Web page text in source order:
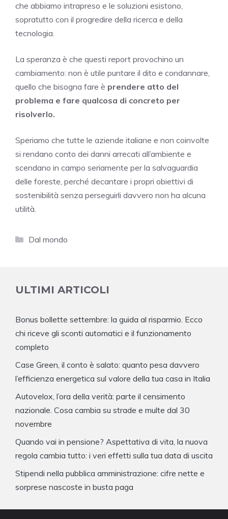
che abbiamo intrapreso e le soluzioni esistono,
sopratutto con il progredire della ricerca e della
tecnologia.
La speranza è che questi report provochino un
cambiamento: non è utile puntare il dito e condannare,
quello che bisogna fare è prendere atto del
problema e fare qualcosa di concreto per
risolverlo.
Speriamo che tutte le aziende italiane e non coinvolte
si rendano conto dei danni arrecati all’ambiente e
scendano in campo seriamente per la salvaguardia
delle foreste, perché decantare i propri obiettivi di
sostenibilità senza perseguirli davvero non ha alcuna
utilità.
Categorie
Dal mondo
ULTIMI ARTICOLI
Bonus bollette settembre: la guida al risparmio. Ecco
chi riceve gli sconti automatici e il funzionamento
completo
Case Green, il conto è salato: quanto pesa davvero
l’efficienza energetica sul valore della tua casa in Italia
Autovelox, l’ora della verità: parte il censimento
nazionale. Cosa cambia su strade e multe dal 30
novembre
Quando vai in pensione? Aspettativa di vita, la nuova
regola cambia tutto: i veri effetti sulla tua data di uscita
Stipendi nella pubblica amministrazione: cifre nette e
sorprese nascoste in busta paga